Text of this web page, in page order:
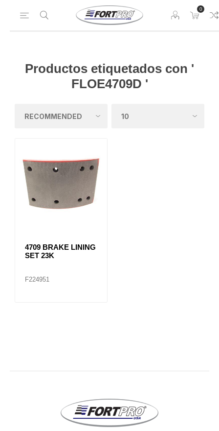
0
Productos etiquetados con '
FLOE4709D '
4709 BRAKE LINING
SET 23K
F224951